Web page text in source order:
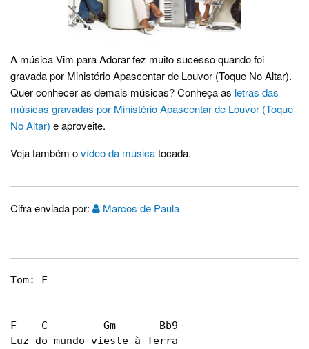
A música Vim para Adorar fez muito sucesso quando foi
gravada por Ministério Apascentar de Louvor (Toque No Altar).
Quer conhecer as demais músicas? Conheça as letras das
músicas gravadas por Ministério Apascentar de Louvor (Toque
No Altar) e aproveite.
Veja também ovídeo da músicatocada.
Cifra enviada por: Marcos de Paula
Tom: F
F    C         Gm       Bb9
Luz do mundo vieste à Terra